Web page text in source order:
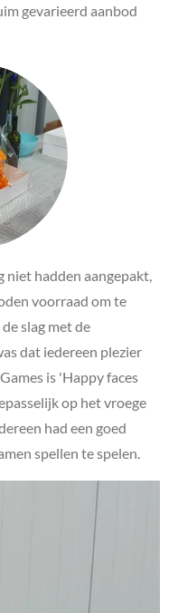
gevarieerd aanbod
niet hadden aangepakt,
voorraad om te
slag met de
dat iedereen plezier
is 'Happy faces
op het vroege
had een goed
spellen te spelen.